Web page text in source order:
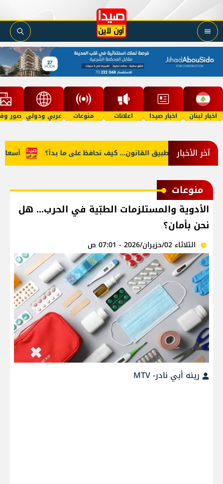
اخبار لبنان اخبار صيدا اعلانات منوعات عربي ودولي صور
آخر الأخبار أسعار التعديات وتطبيق القانون... كيف نحافظ على ما بدأ؟
منوعات
الأدوية والمستلزمات الطبّية في الحرب... هل
نحن بأمان؟
الثلاثاء 02/حزيران/2026 - 07:01 ص
رينه أبي نادر- MTV